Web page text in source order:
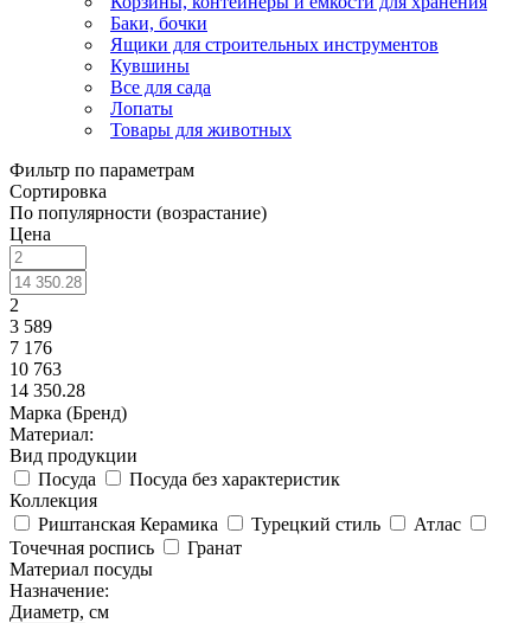
Баки, бочки
Ящики для строительных инструментов
Кувшины
Все для сада
Лопаты
Товары для животных
Фильтр по параметрам
Сортировка
По популярности (возрастание)
Цена
2
3 589
7 176
10 763
14 350.28
Марка (Бренд)
Материал:
Вид продукции
Посуда
Посуда без характеристик
Коллекция
Риштанская Керамика
Турецкий стиль
Атлас
Точечная роспись
Гранат
Материал посуды
Назначение:
Диаметр, см